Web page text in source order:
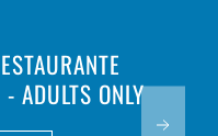
ADULTS ONLY